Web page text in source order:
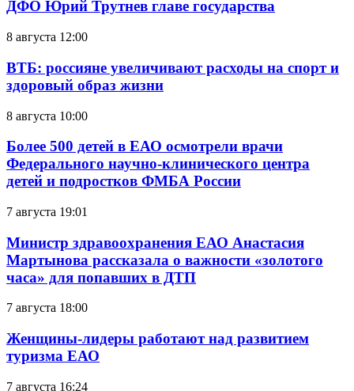
ДФО Юрий Трутнев главе государства
8 августа 12:00
ВТБ: россияне увеличивают расходы на спорт и
здоровый образ жизни
8 августа 10:00
Более 500 детей в ЕАО осмотрели врачи
Федерального научно-клинического центра
детей и подростков ФМБА России
7 августа 19:01
Министр здравоохранения ЕАО Анастасия
Мартынова рассказала о важности «золотого
часа» для попавших в ДТП
7 августа 18:00
Женщины-лидеры работают над развитием
туризма ЕАО
7 августа 16:24